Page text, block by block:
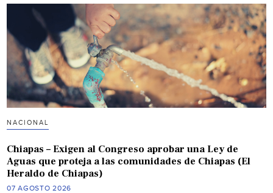
NACIONAL
Chiapas – Exigen al Congreso aprobar una Ley de
Aguas que proteja a las comunidades de Chiapas (El
Heraldo de Chiapas)
07 AGOSTO 2026